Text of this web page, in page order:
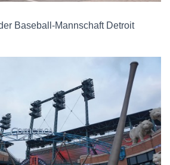
Baseball-Mannschaft Detroit